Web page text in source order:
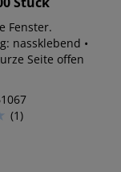
Fenster.
nassklebend •
Seite offen
(1)